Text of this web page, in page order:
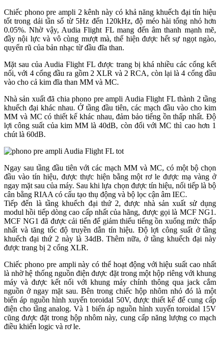
Chiếc phono pre ampli 2 kênh này có khả năng khuếch đại tín hiệu
tốt trong dải tần số từ 5Hz đến 120kHz, độ méo hài tổng nhỏ hơn
0.05%. Nhờ vậy, Audia Flight FL mang đến âm thanh mạnh mẽ,
đầy nội lực và vô cùng mượt mà, thể hiện được hết sự ngọt ngào,
quyến rũ của bản nhạc từ đầu đĩa than.
Mặt sau của Audia Flight FL được trang bị khá nhiều các cổng kết
nối, với 4 cổng đầu ra gồm 2 XLR và 2 RCA, còn lại là 4 cổng đầu
vào cho cả kim đĩa than MM và MC.
Nhà sản xuất đã chia phono pre ampli Audia Flight FL thành 2 tầng
khuếch đại khác nhau. Ở tầng đầu tiên, các mạch đầu vào cho kim
MM và MC có thiết kế khác nhau, đảm bảo tiếng ồn thấp nhất. Độ
lợi công suất của kim MM là 40dB, còn đối với MC thì cao hơn 1
chút là 60dB.
Ngay sau tầng đầu tiên với các mạch MM và MC, có một bộ chọn
đầu vào tín hiệu, được thực hiện bằng một rơ le được mạ vàng ở
ngay mặt sau của máy. Sau khi lựa chọn được tín hiệu, nối tiếp là bộ
cân bằng RIAA có cấu tạo thụ động và bộ lọc cận âm IEC.
Tiếp đến là tầng khuếch đại thứ 2, được nhà sản xuất sử dụng
modul hồi tiếp dòng cao cấp nhất của hãng, được gọi là MCF NG1.
MCF NG1 đã được cải tiến để giảm thiểu tiếng ồn xuống mức thấp
nhất và tăng tốc độ truyền dẫn tín hiệu. Độ lợi công suất ở tầng
khuếch đại thứ 2 này là 34dB. Thêm nữa, ở tầng khuếch đại này
được trang bị 2 cổng XLR.
Chiếc phono pre ampli này có thể hoạt động với hiệu suất cao nhất
là nhờ hệ thống nguồn điện được đặt trong một hộp riêng với khung
máy và được kết nối với khung máy chính thông qua jack cắm
nguồn ở ngay mặt sau. Bên trong chiếc hộp nhôm nhỏ đó là một
biến áp nguồn hình xuyến toroidal 50V, được thiết kế để cung cấp
điện cho tầng analog. Và 1 biến áp nguồn hình xuyến toroidal 15V
cũng được đặt trong hộp nhôm này, cung cấp năng lượng co mạch
điều khiển logic và rơ le.